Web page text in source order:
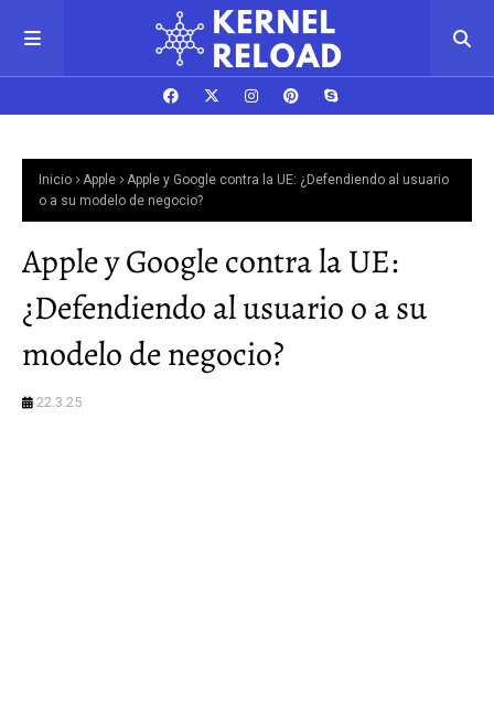
Inicio Apple
Apple y Google contra la UE: ¿Defendiendo al usuario
o a su modelo de negocio?
Apple y Google contra la UE:
¿Defendiendo al usuario o a su
modelo de negocio?
22.3.25